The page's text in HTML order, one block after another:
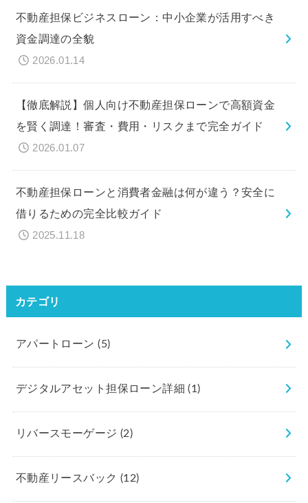
不動産担保ビジネスローン：中小企業が活用すべき
資金調達の全貌
2026.01.14
【徹底解説】個人向け不動産担保ローンで高額資金
を賢く調達！審査・費用・リスクまで完全ガイド
2026.01.07
不動産担保ローンと消費者金融は何が違う？安全に
借りるための完全比較ガイド
2025.11.18
カテゴリ
アパートローン(5)
デジタルアセット担保ローン詳細(1)
リバースモーゲージ (2)
不動産リースバック (12)